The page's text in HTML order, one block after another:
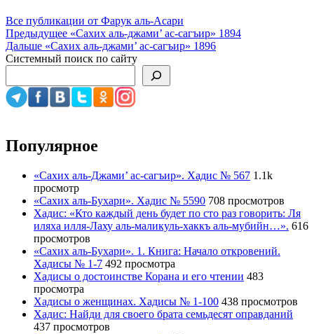
Все публикации от Фарук аль-Асари
Навигация
по
Предыдущее «Сахих аль-джами’ ас-сагъир» 1894
Дальше «Сахих аль-джами’ ас-сагъир» 1896
Системный поиск по сайту
Популярное
«Сахих аль-Джами’ ас-сагъир». Хадис № 567 1.1k
просмотр
«Сахих аль-Бухари». Хадис № 5590 708 просмотров
Хадис: «Кто каждый день будет по сто раз говорить: Ля
иляха илля-Лаху аль-маликуль-хаккъ аль-мубийн…». 616
просмотров
«Сахих аль-Бухари». 1. Книга: Начало откровений.
Хадисы № 1-7 492 просмотра
Хадисы о достоинстве Корана и его чтении 483
просмотра
Хадисы о женщинах. Хадисы № 1-100 438 просмотров
Хадис: Найди для своего брата семьдесят оправданий
437 просмотров